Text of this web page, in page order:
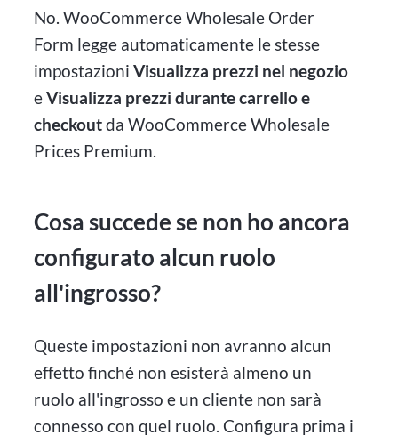
No. WooCommerce Wholesale Order
Form legge automaticamente le stesse
impostazioniVisualizza prezzi nel negozio
eVisualizza prezzi durante carrello e
checkoutda WooCommerce Wholesale
Prices Premium.
Cosa succede se non ho ancora
configurato alcun ruolo
all'ingrosso?
Queste impostazioni non avranno alcun
effetto finché non esisterà almeno un
ruolo all'ingrosso e un cliente non sarà
connesso con quel ruolo. Configura prima i